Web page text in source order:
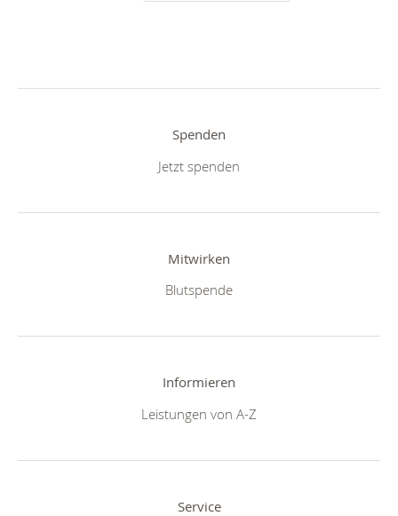
Spenden
Jetzt spenden
Mitwirken
Blutspende
Informieren
Leistungen von A-Z
Service